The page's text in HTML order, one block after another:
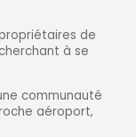
de
à se
communauté
aéroport,